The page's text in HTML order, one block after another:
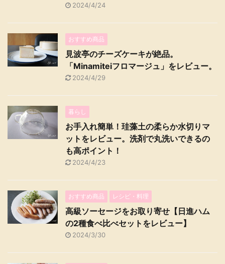
2024/4/24
おすすめ商品
見波亭のチーズケーキが絶品。
「Minamiteiフロマージュ」をレビュー。
2024/4/29
暮らし
お手入れ簡単！珪藻土の柔らか水切りマ
ットをレビュー。洗剤で丸洗いできるの
も高ポイント！
2024/4/23
おすすめ商品 レシピ・料理
高級ソーセージをお取り寄せ【日進ハム
の2種食べ比べセットをレビュー】
2024/3/30